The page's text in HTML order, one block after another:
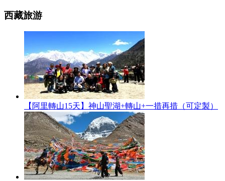
西藏旅游
【阿里轉山15天】神山聖湖+轉山+一措再措（可定製）